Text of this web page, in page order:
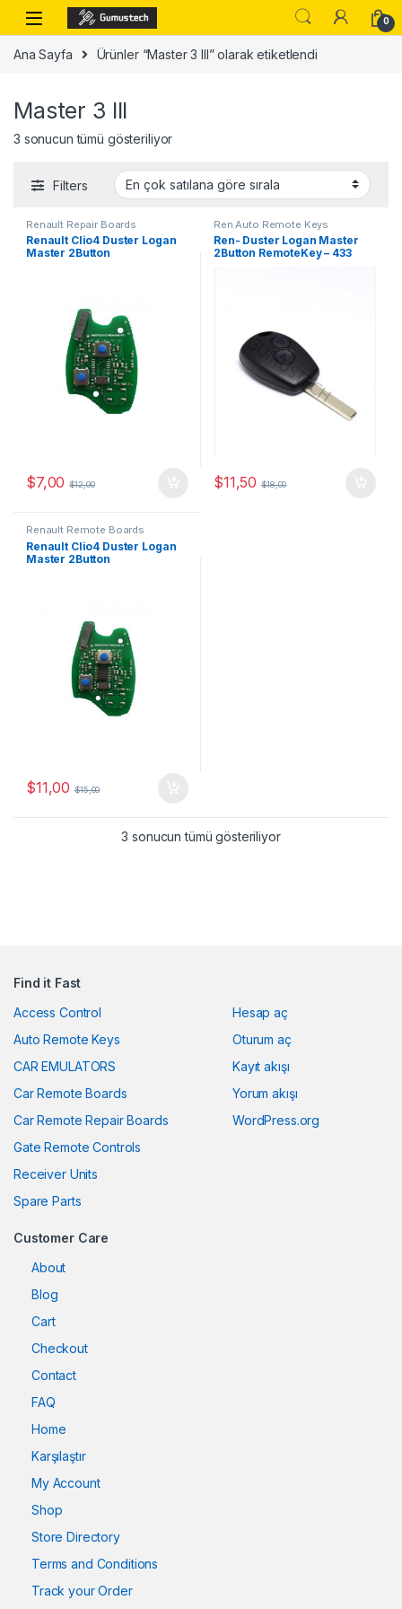
Skip to navigation
Skip to content
0
Ana Sayfa Ürünler “Master 3 III” olarak etiketlendi
Master 3 III
3 sonucun tümü gösteriliyorPopülerliğe göre sıralandı
Filters
Renault Repair Boards
Renault Clio4 Duster Logan
Master 2Button
$7,00 $12,00
Ren Auto Remote Keys
Ren- Duster Logan Master
2Button RemoteKey – 433
$11,50 $18,00
Renault Remote Boards
Renault Clio4 Duster Logan
Master 2Button
$11,00 $15,00
3 sonucun tümü gösteriliyorPopülerliğe göre
Find it Fast
Access Control
Auto Remote Keys
CAR EMULATORS
Car Remote Boards
Car Remote Repair Boards
Gate Remote Controls
Receiver Units
Spare Parts
Hesap aç
Oturum aç
Kayıt akışı
Yorum akışı
WordPress.org
Customer Care
About
Blog
Cart
Checkout
Contact
FAQ
Home
Karşılaştır
My Account
Shop
Store Directory
Terms and Conditions
Track your Order